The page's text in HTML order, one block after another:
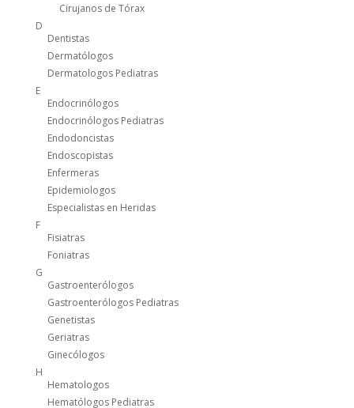
Cirujanos de Tórax
D
Dentistas
Dermatólogos
Dermatologos Pediatras
E
Endocrinólogos
Endocrinólogos Pediatras
Endodoncistas
Endoscopistas
Enfermeras
Epidemiologos
Especialistas en Heridas
F
Fisiatras
Foniatras
G
Gastroenterólogos
Gastroenterólogos Pediatras
Genetistas
Geriatras
Ginecólogos
H
Hematologos
Hematólogos Pediatras